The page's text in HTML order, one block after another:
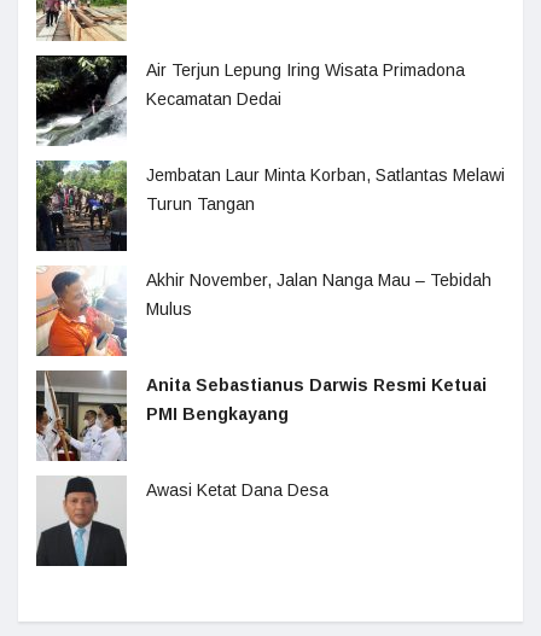
Air Terjun Lepung Iring Wisata Primadona
Kecamatan Dedai
Jembatan Laur Minta Korban, Satlantas Melawi
Turun Tangan
Akhir November, Jalan Nanga Mau – Tebidah
Mulus
Anita Sebastianus Darwis Resmi Ketuai
PMI Bengkayang
Awasi Ketat Dana Desa